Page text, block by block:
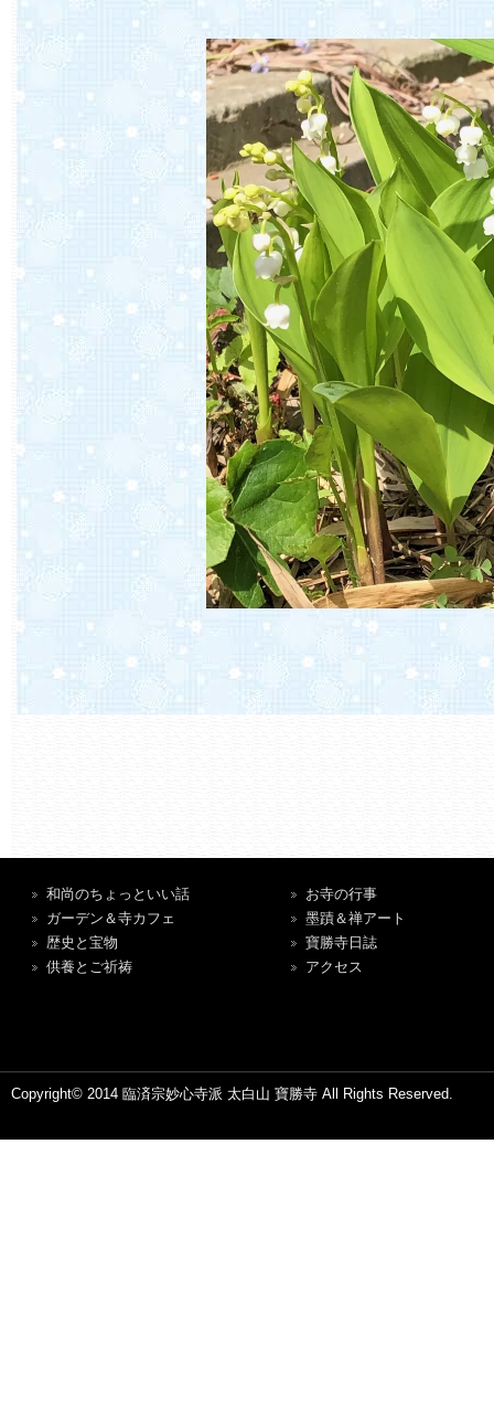
和尚のちょっといい話
ガーデン＆寺カフェ
歴史と宝物
供養とご祈祷
お寺の行事
墨蹟＆禅アート
寶勝寺日誌
アクセス
Copyright© 2014 臨済宗妙心寺派 太白山 寶勝寺 All Rights Reserved.